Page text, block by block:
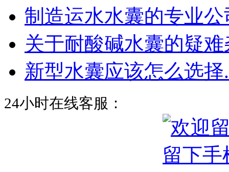
制造运水水囊的专业公
关于耐酸碱水囊的疑难
新型水囊应该怎么选择
24小时在线客服：